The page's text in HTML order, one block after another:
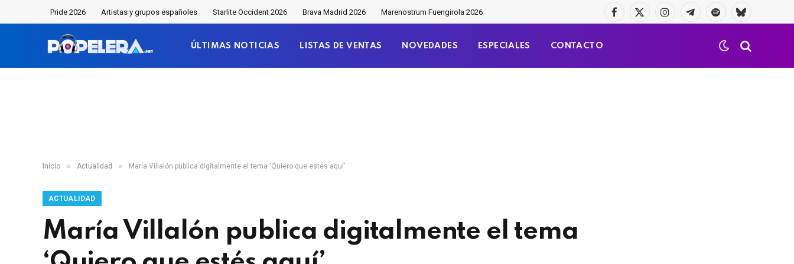
Pride 2026 Artistas y grupos españoles Starlite Occident 2026 Brava Madrid 2026 Marenostrum Fuengirola 2026
Facebook
X
InstagramTelegramaSpotifyBluesky
ÚLTIMAS NOTICIAS LISTAS DE VENTAS NOVEDADES ESPECIALES CONTACTO
Inicio » Actualidad » María Villalón publica digitalmente el tema ‘Quiero que estés aquí’
ACTUALIDAD
María Villalón publica digitalmente el tema